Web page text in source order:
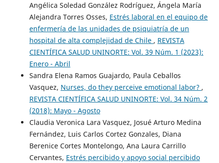
Angélica Soledad González Rodríguez, Ángela María
Alejandra Torres Osses, Estrés laboral en el equipo de
enfermería de las unidades de psiquiatría de un
hospital de alta complejidad de Chile , REVISTA
CIENTÍFICA SALUD UNINORTE: Vol. 39 Núm. 1 (2023):
Enero - Abril
Sandra Elena Ramos Guajardo, Paula Ceballos
Vasquez, Nurses, do they perceive emotional labor? ,
REVISTA CIENTÍFICA SALUD UNINORTE: Vol. 34 Núm. 2
(2018): Mayo - Agosto
Claudia Veronica Lara Vasquez, Josué Arturo Medina
Fernández, Luis Carlos Cortez Gonzales, Diana
Berenice Cortes Montelongo, Ana Laura Carrillo
Cervantes, Estrés percibido y apoyo social percibido